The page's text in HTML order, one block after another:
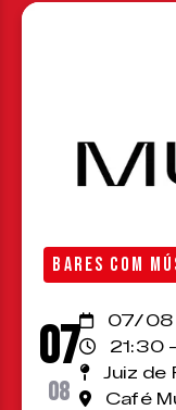
BARES COM
07
08
07/08
21:30
Juiz de
Café